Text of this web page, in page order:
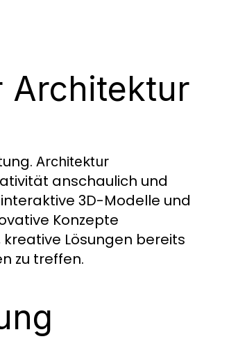
Architektur
Architektur
anschaulich und
3D-Modelle und
Konzepte
Lösungen bereits
zu treffen.